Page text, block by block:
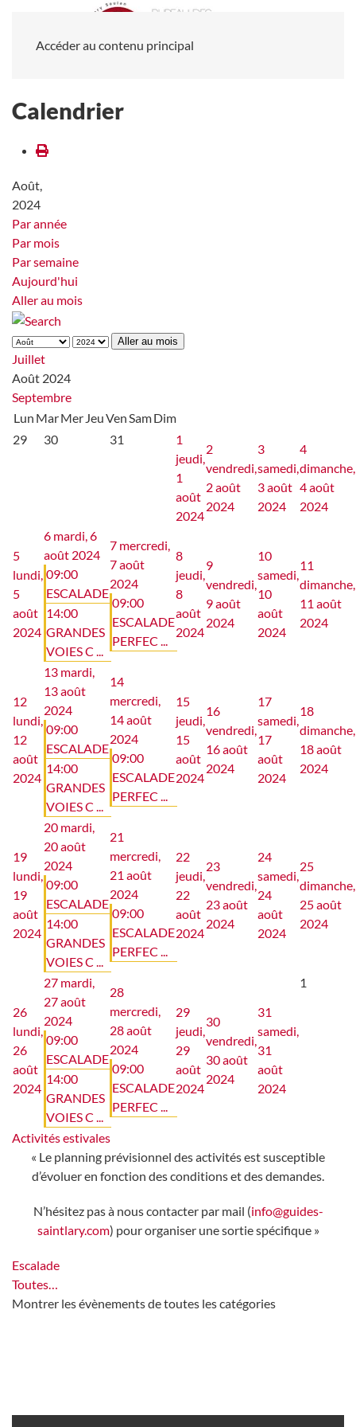
Accéder au contenu principal
Calendrier
Août,
2024
Par année
Par mois
Par semaine
Aujourd'hui
Aller au mois
Aller au mois
Juillet
Août 2024
Septembre
Lun MarMer JeuVenSamDim
29
30 31
1
jeudi,
1
août
2024
2
vendredi,
2 août
2024
3
samedi,
3 août
2024
4
dimanche,
4 août
2024
5
lundi,
5
août
2024
6 mardi, 6
août 2024
09:00
ESCALADE
14:00
GRANDES
VOIES C ...
7 mercredi,
7 août
2024
09:00
ESCALADE
PERFEC ...
8
jeudi,
8
août
2024
9
vendredi,
9 août
2024
10
samedi,
10
août
2024
11
dimanche,
11 août
2024
12
lundi,
12
août
2024
13 mardi,
13 août
2024
09:00
ESCALADE
14:00
GRANDES
VOIES C ...
14
mercredi,
14 août
2024
09:00
ESCALADE
PERFEC ...
15
jeudi,
15
août
2024
16
vendredi,
16 août
2024
17
samedi,
17
août
2024
18
dimanche,
18 août
2024
19
lundi,
19
août
2024
20 mardi,
20 août
2024
09:00
ESCALADE
14:00
GRANDES
VOIES C ...
21
mercredi,
21 août
2024
09:00
ESCALADE
PERFEC ...
22
jeudi,
22
août
2024
23
vendredi,
23 août
2024
24
samedi,
24
août
2024
25
dimanche,
25 août
2024
26
lundi,
26
août
2024
27 mardi,
27 août
2024
09:00
ESCALADE
14:00
GRANDES
VOIES C ...
28
mercredi,
28 août
2024
09:00
ESCALADE
PERFEC ...
29
jeudi,
29
août
2024
30
vendredi,
30 août
2024
31
samedi,
31
août
2024
1
Activités estivales
« Le planning prévisionnel des activités est susceptible
d’évoluer en fonction des conditions et des demandes.
N’hésitez pas à nous contacter par mail (info@guides-
saintlary.com) pour organiser une sortie spécifique »
Escalade
Toutes…
Montrer les évènements de toutes les catégories